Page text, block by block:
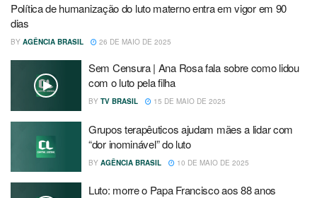
Política de humanização do luto materno entra em vigor em 90
dias
BY AGÊNCIA BRASIL 26 DE MAIO DE 2025
Sem Censura | Ana Rosa fala sobre como lidou
com o luto pela filha
BY TV BRASIL 15 DE MAIO DE 2025
Grupos terapêuticos ajudam mães a lidar com
“dor inominável” do luto
BY AGÊNCIA BRASIL 10 DE MAIO DE 2025
Luto: morre o Papa Francisco aos 88 anos